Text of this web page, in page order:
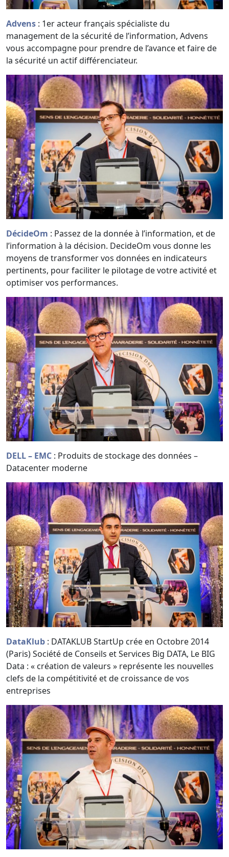
Advens : 1er acteur français spécialiste du
management de la sécurité de l’information, Advens
vous accompagne pour prendre de l’avance et faire de
la sécurité un actif différenciateur.
DécideOm : Passez de la donnée à l’information, et de
l’information à la décision. DecideOm vous donne les
moyens de transformer vos données en indicateurs
pertinents, pour faciliter le pilotage de votre activité et
optimiser vos performances.
DELL – EMC : Produits de stockage des données –
Datacenter moderne
DataKlub : DATAKLUB StartUp crée en Octobre 2014
(Paris) Société de Conseils et Services Big DATA, Le BIG
Data : « création de valeurs » représente les nouvelles
clefs de la compétitivité et de croissance de vos
entreprises